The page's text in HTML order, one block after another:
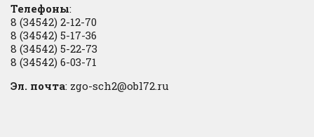
Телефоны:
8 (34542) 2-12-70
8 (34542) 5-17-36
8 (34542) 5-22-73
8 (34542) 6-03-71
Эл. почта: zgo-sch2@obl72.ru